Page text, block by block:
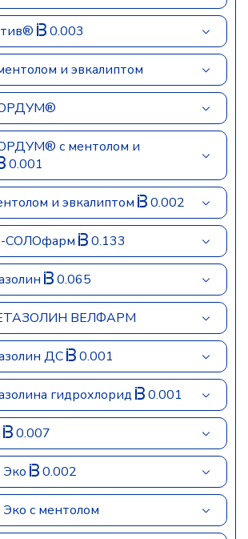
0.003
и эвкалиптом
с ментолом и
0.001
и эвкалиптом 0.002
СОЛОфарм 0.133
0.065
ВЕЛФАРМ
ДС 0.001
гидрохлорид 0.001
0.007
0.002
с ментолом